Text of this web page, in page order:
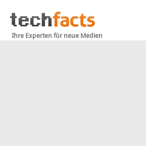
Ihre Experten für neue Medien